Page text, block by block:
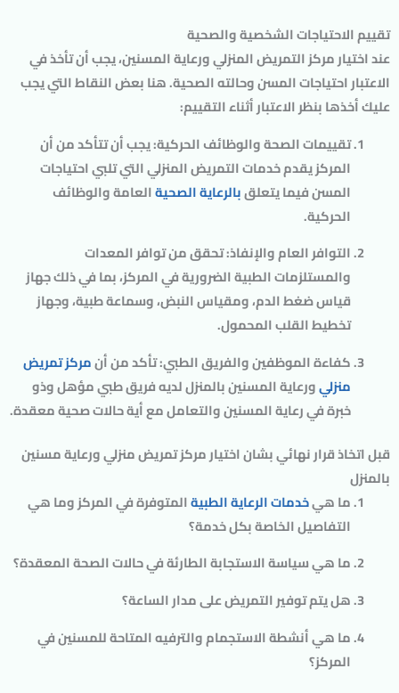
تقييم الاحتياجات الشخصية والصحية
عند اختيار مركز التمريض المنزلي ورعاية المسنين، يجب أن تأخذ في
الاعتبار احتياجات المسن وحالته الصحية. هنا بعض النقاط التي يجب
عليك أخذها بنظر الاعتبار أثناء التقييم:
تقييمات الصحة والوظائف الحركية: يجب أن تتأكد من أن
المركز يقدم خدمات التمريض المنزلي التي تلبي احتياجات
المسن فيما يتعلقبالرعاية الصحيةالعامة والوظائف
الحركية.
التوافر العام والإنفاذ: تحقق من توافر المعدات
والمستلزمات الطبية الضرورية في المركز، بما في ذلك جهاز
قياس ضغط الدم، ومقياس النبض، وسماعة طبية، وجهاز
تخطيط القلب المحمول.
كفاءة الموظفين والفريق الطبي: تأكد من أنمركز تمريض
منزليورعاية المسنين بالمنزل لديه فريق طبي مؤهل وذو
خبرة في رعاية المسنين والتعامل مع أية حالات صحية معقدة.
قبل اتخاذ قرار نهائي بشان اختيار مركز تمريض منزلي ورعاية مسنين
بالمنزل
ما هيخدمات الرعاية الطبيةالمتوفرة في المركز وما هي
التفاصيل الخاصة بكل خدمة؟
ما هي سياسة الاستجابة الطارئة في حالات الصحة المعقدة؟
هل يتم توفير التمريض على مدار الساعة؟
ما هي أنشطة الاستجمام والترفيه المتاحة للمسنين في
المركز؟